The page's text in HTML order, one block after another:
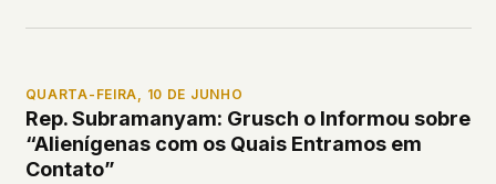
QUARTA-FEIRA, 10 DE JUNHO
Rep. Subramanyam: Grusch o Informou sobre
“Alienígenas com os Quais Entramos em
Contato”